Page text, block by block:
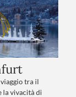
tra il
la vivacità di